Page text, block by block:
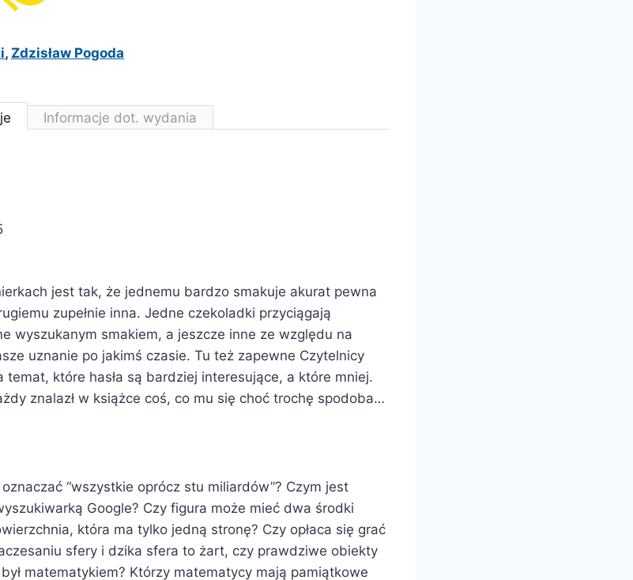
, Zdzisław Pogoda
Informacje dot. wydania
jest tak, że jednemu bardzo smakuje akurat pewna
zupełnie inna. Jedne czekoladki przyciągają
wyszukanym smakiem, a jeszcze inne ze względu na
uznanie po jakimś czasie. Tu też zapewne Czytelnicy
temat, które hasła są bardziej interesujące, a które mniej.
znalazł w książce coś, co mu się choć trochę spodoba…
“wszystkie oprócz stu miliardów”? Czym jest
Google? Czy figura może mieć dwa środki
która ma tylko jedną stronę? Czy opłaca się grać
sfery i dzika sfera to żart, czy prawdziwe obiekty
matematykiem? Którzy matematycy mają pamiątkowe